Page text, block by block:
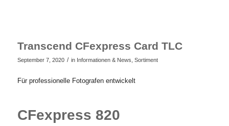
Transcend CFexpress Card TLC
September 7, 2020 / in Informationen & News Sortiment
Für professionelle Fotografen entwickelt
CFexpress 820